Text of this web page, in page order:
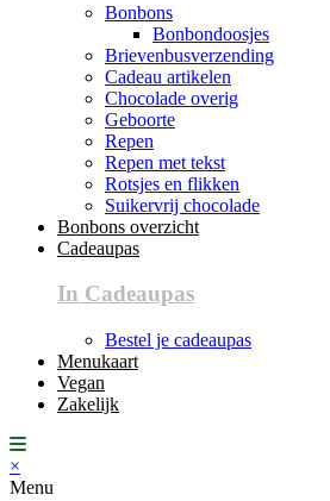
Bonbons
Bonbondoosjes
Brievenbusverzending
Cadeau artikelen
Chocolade overig
Geboorte
Repen
Repen met tekst
Rotsjes en flikken
Suikervrij chocolade
Bonbons overzicht
Cadeaupas
In Cadeaupas
Bestel je cadeaupas
Menukaart
Vegan
Zakelijk
×
Menu